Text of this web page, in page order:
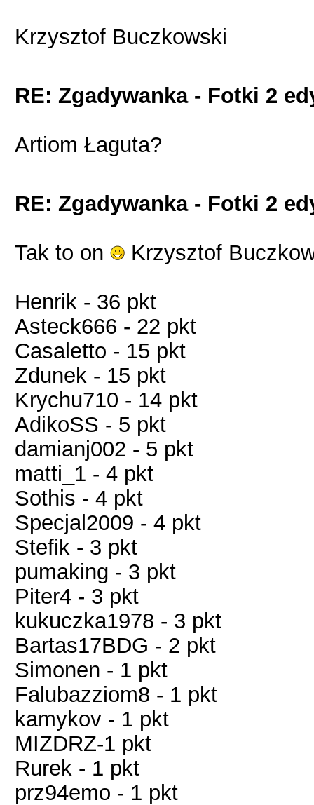
Krzysztof Buczkowski
RE: Zgadywanka - Fotki 2
Artiom Łaguta?
RE: Zgadywanka - Fotki 2
Tak to on Krzysztof
Henrik - 36 pkt
Asteck666 - 22 pkt
Casaletto - 15 pkt
Zdunek - 15 pkt
Krychu710 - 14 pkt
AdikoSS - 5 pkt
damianj002 - 5 pkt
matti_1 - 4 pkt
Sothis - 4 pkt
Specjal2009 - 4 pkt
Stefik - 3 pkt
pumaking - 3 pkt
Piter4 - 3 pkt
kukuczka1978 - 3 pkt
Bartas17BDG - 2 pkt
Simonen - 1 pkt
Falubazziom8 - 1 pkt
kamykov - 1 pkt
MIZDRZ-1 pkt
Rurek - 1 pkt
prz94emo - 1 pkt